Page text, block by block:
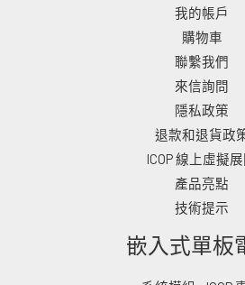
我的帳戶
購物車
聯繫我們
來信詢問
隱私政策
退款和退貨政
ICOP 線上虛擬
產品亮點
技術提示
嵌入式單板